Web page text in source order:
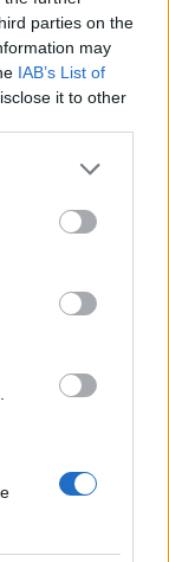
parties on the
may
IAB’s List of
it to other
di nostra proprietà.
sono in parte giunti da
comunicati stampa
e quindi valutati di
in contrario alla